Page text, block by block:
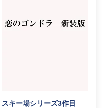
スキー場シリーズ3作目